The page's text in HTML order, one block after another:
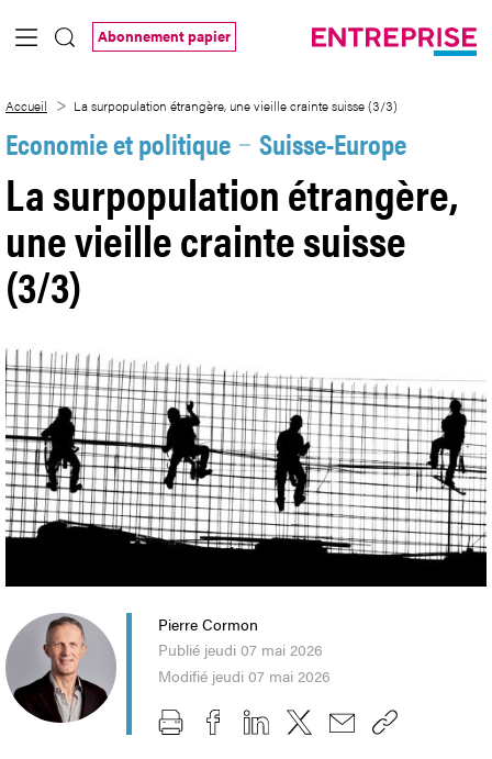
Saut au contenu principal
Abonnement papier
Accueil La surpopulation étrangère, une vieille crainte suisse (3/3)
Economie et politique Suisse-Europe
La surpopulation étrangère,
une vieille crainte suisse
(3/3)
Pierre Cormon
Publié jeudi 07 mai 2026
Modifié jeudi 07 mai 2026